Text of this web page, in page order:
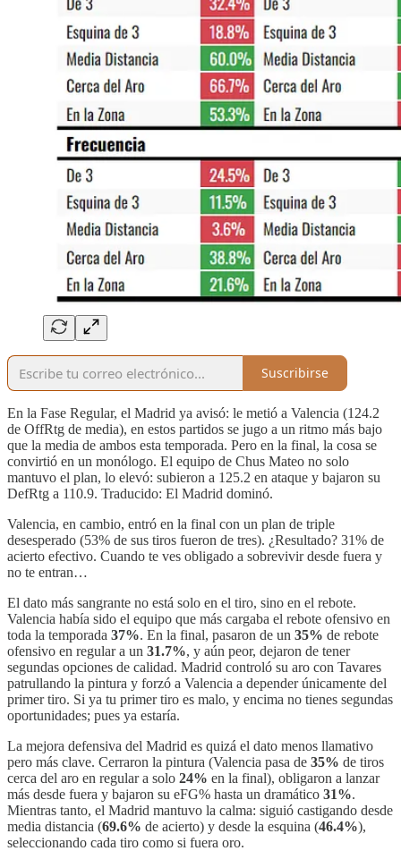
Suscribirse
En la Fase Regular, el Madrid ya avisó: le metió a Valencia (124.2
de OffRtg de media), en estos partidos se jugo a un ritmo más bajo
que la media de ambos esta temporada. Pero en la final, la cosa se
convirtió en un monólogo. El equipo de Chus Mateo no solo
mantuvo el plan, lo elevó: subieron a 125.2 en ataque y bajaron su
DefRtg a 110.9. Traducido: El Madrid dominó.
Valencia, en cambio, entró en la final con un plan de triple
desesperado (53% de sus tiros fueron de tres). ¿Resultado? 31% de
acierto efectivo. Cuando te ves obligado a sobrevivir desde fuera y
no te entran…
El dato más sangrante no está solo en el tiro, sino en el rebote.
Valencia había sido el equipo que más cargaba el rebote ofensivo en
toda la temporada 37%. En la final, pasaron de un 35% de rebote
ofensivo en regular a un 31.7%, y aún peor, dejaron de tener
segundas opciones de calidad. Madrid controló su aro con Tavares
patrullando la pintura y forzó a Valencia a depender únicamente del
primer tiro. Si ya tu primer tiro es malo, y encima no tienes segundas
oportunidades; pues ya estaría.
La mejora defensiva del Madrid es quizá el dato menos llamativo
pero más clave. Cerraron la pintura (Valencia pasa de 35% de tiros
cerca del aro en regular a solo 24% en la final), obligaron a lanzar
más desde fuera y bajaron su eFG% hasta un dramático 31%.
Mientras tanto, el Madrid mantuvo la calma: siguió castigando desde
media distancia (69.6% de acierto) y desde la esquina (46.4%),
seleccionando cada tiro como si fuera oro.